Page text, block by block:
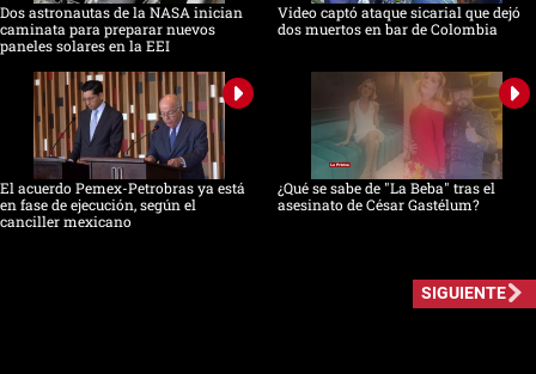
Dos astronautas de la NASA inician
caminata para preparar nuevos
paneles solares en la EEI
Video captó ataque sicarial que dejó
dos muertos en bar de Colombia
El acuerdo Pemex-Petrobras ya está
en fase de ejecución, según el
canciller mexicano
¿Qué se sabe de "La Beba" tras el
asesinato de César Gastélum?
SIGUIENTE